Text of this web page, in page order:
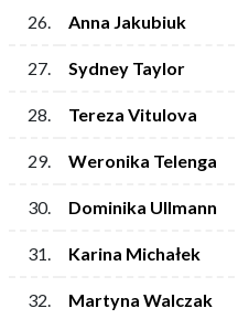
26. Anna Jakubiuk
27. Sydney Taylor
28. Tereza Vitulova
29. Weronika Telenga
30. Dominika Ullmann
31. Karina Michałek
32. Martyna Walczak
26. Anna Jakubiuk
27. Sydney Taylor
28. Tereza Vitulova
29. Weronika Telenga
30. Dominika Ullmann
31. Karina Michałek
32. Martyna Walczak